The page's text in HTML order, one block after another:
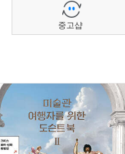
중고샵